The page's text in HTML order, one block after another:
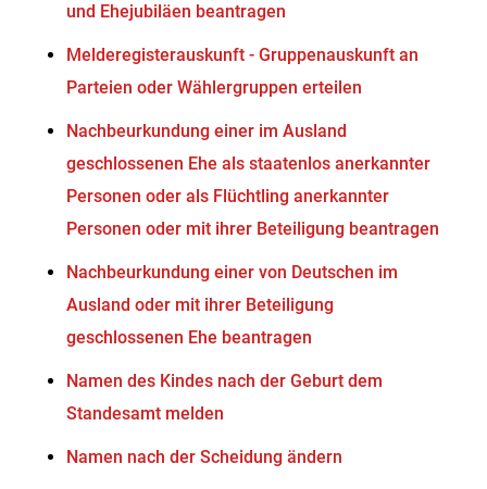
und Ehejubiläen beantragen
Melderegisterauskunft - Gruppenauskunft an
Parteien oder Wählergruppen erteilen
Nachbeurkundung einer im Ausland
geschlossenen Ehe als staatenlos anerkannter
Personen oder als Flüchtling anerkannter
Personen oder mit ihrer Beteiligung beantragen
Nachbeurkundung einer von Deutschen im
Ausland oder mit ihrer Beteiligung
geschlossenen Ehe beantragen
Namen des Kindes nach der Geburt dem
Standesamt melden
Namen nach der Scheidung ändern